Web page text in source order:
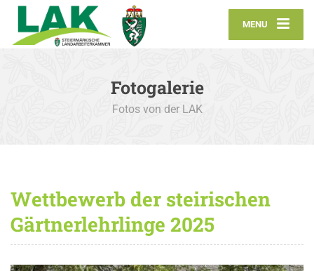
MENU
Fotogalerie
Fotos von der LAK
Wettbewerb der steirischen
Gärtnerlehrlinge 2025